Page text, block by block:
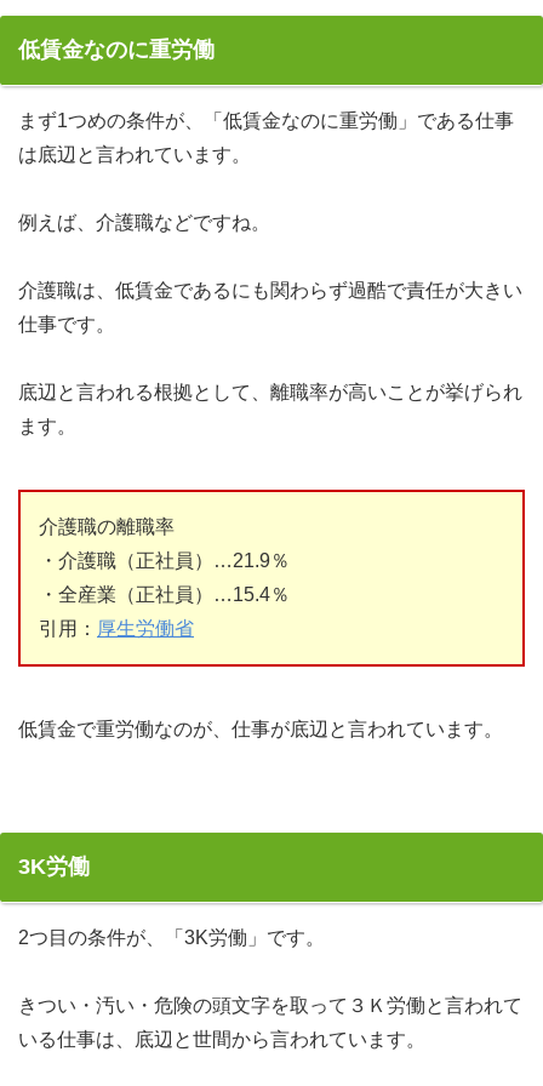
低賃金なのに重労働
まず1つめの条件が、「低賃金なのに重労働」である仕事
は底辺と言われています。
例えば、介護職などですね。
介護職は、低賃金であるにも関わらず過酷で責任が大きい
仕事です。
底辺と言われる根拠として、離職率が高いことが挙げられ
ます。
介護職の離職率
・介護職（正社員）…21.9％
・全産業（正社員）…15.4％
引用： 厚生労働省
低賃金で重労働なのが、仕事が底辺と言われています。
3K労働
2つ目の条件が、「3K労働」です。
きつい・汚い・危険の頭文字を取って３Ｋ労働と言われて
いる仕事は、底辺と世間から言われています。